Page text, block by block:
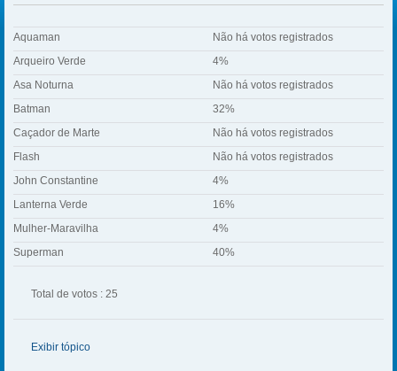
Aquaman
Não há votos registrados
Arqueiro Verde
4%
Asa Noturna
Não há votos registrados
Batman
32%
Caçador de Marte
Não há votos registrados
Flash
Não há votos registrados
John Constantine
4%
Lanterna Verde
16%
Mulher-Maravilha
4%
Superman
40%
Total de votos : 25
Exibir tópico